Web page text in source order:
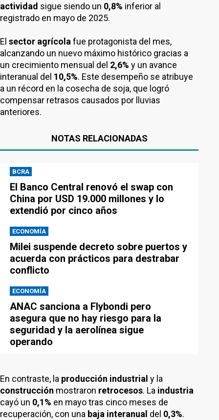
actividad sigue siendo un 0,8% inferior al
registrado en mayo de 2025.
El sector agrícola fue protagonista del mes,
alcanzando un nuevo máximo histórico gracias a
un crecimiento mensual del 2,6% y un avance
interanual del 10,5%. Este desempeño se atribuye
a un récord en la cosecha de soja, que logró
compensar retrasos causados por lluvias
anteriores.
NOTAS RELACIONADAS
BCRA
El Banco Central renovó el swap con
China por USD 19.000 millones y lo
extendió por cinco años
ECONOMÍA
Milei suspende decreto sobre puertos y
acuerda con prácticos para destrabar
conflicto
ECONOMÍA
ANAC sanciona a Flybondi pero
asegura que no hay riesgo para la
seguridad y la aerolínea sigue
operando
En contraste, la producción industrial y la
construcción mostraron retrocesos. La industria
cayó un 0,1% en mayo tras cinco meses de
recuperación, con una baja interanual del 0,3%.